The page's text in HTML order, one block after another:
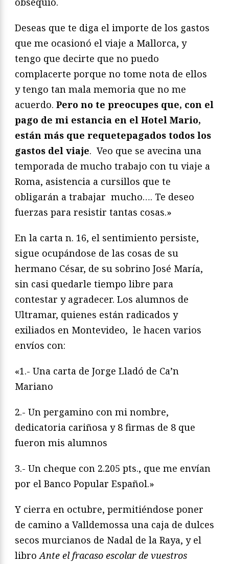
Deseas que te diga el importe de los gastos
que me ocasionó el viaje a Mallorca, y
tengo que decirte que no puedo
complacerte porque no tome nota de ellos
y tengo tan mala memoria que no me
acuerdo. Pero no te preocupes que, con el
pago de mi estancia en el Hotel Mario,
están más que requetepagados todos los
gastos del viaje. Veo que se avecina una
temporada de mucho trabajo con tu viaje a
Roma, asistencia a cursillos que te
obligarán a trabajar mucho…. Te deseo
fuerzas para resistir tantas cosas.»
En la carta n. 16, el sentimiento persiste,
sigue ocupándose de las cosas de su
hermano César, de su sobrino José María,
sin casi quedarle tiempo libre para
contestar y agradecer. Los alumnos de
Ultramar, quienes están radicados y
exiliados en Montevideo, le hacen varios
envíos con:
«1.- Una carta de Jorge Lladó de Ca’n
Mariano
2.- Un pergamino con mi nombre,
dedicatoria cariñosa y 8 firmas de 8 que
fueron mis alumnos
3.- Un cheque con 2.205 pts., que me envían
por el Banco Popular Español.»
Y cierra en octubre, permitiéndose poner
de camino a Valldemossa una caja de dulces
secos murcianos de Nadal de la Raya, y el
libroAnte el fracaso escolar de vuestros